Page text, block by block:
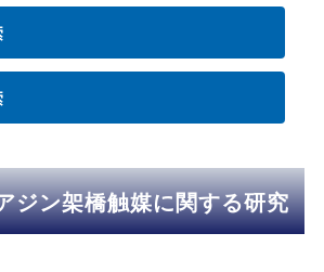
ジン架橋触媒に関する研究